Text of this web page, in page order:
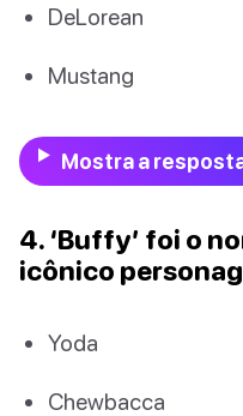
DeLorean
Mustang
Mostra a
4. ‘Buffy’ foi o
icônico
Yoda
Chewbacca